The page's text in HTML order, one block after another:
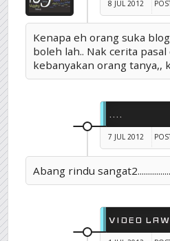
8 JUL 2012
Kenapa eh orang suka
boleh lah.. Nak cerita
kebanyakan orang tanya,,
....
7 JUL 2012
Abang rindu sangat2................
VIDEO